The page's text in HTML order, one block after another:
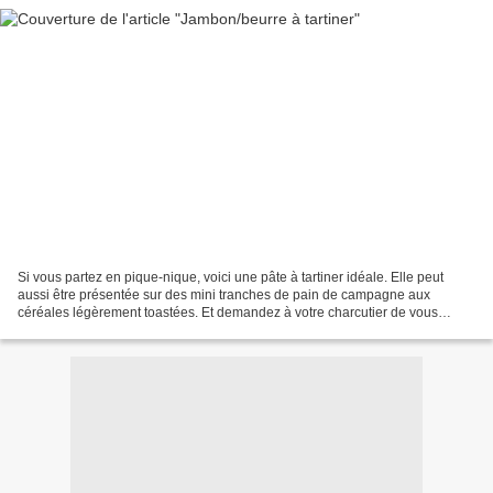
Si vous partez en pique-nique, voici une pâte à tartiner idéale. Elle peut
aussi être présentée sur des mini tranches de pain de campagne aux
céréales légèrement toastées. Et demandez à votre charcutier de vous